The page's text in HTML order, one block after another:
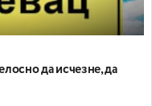
да исчезне, да